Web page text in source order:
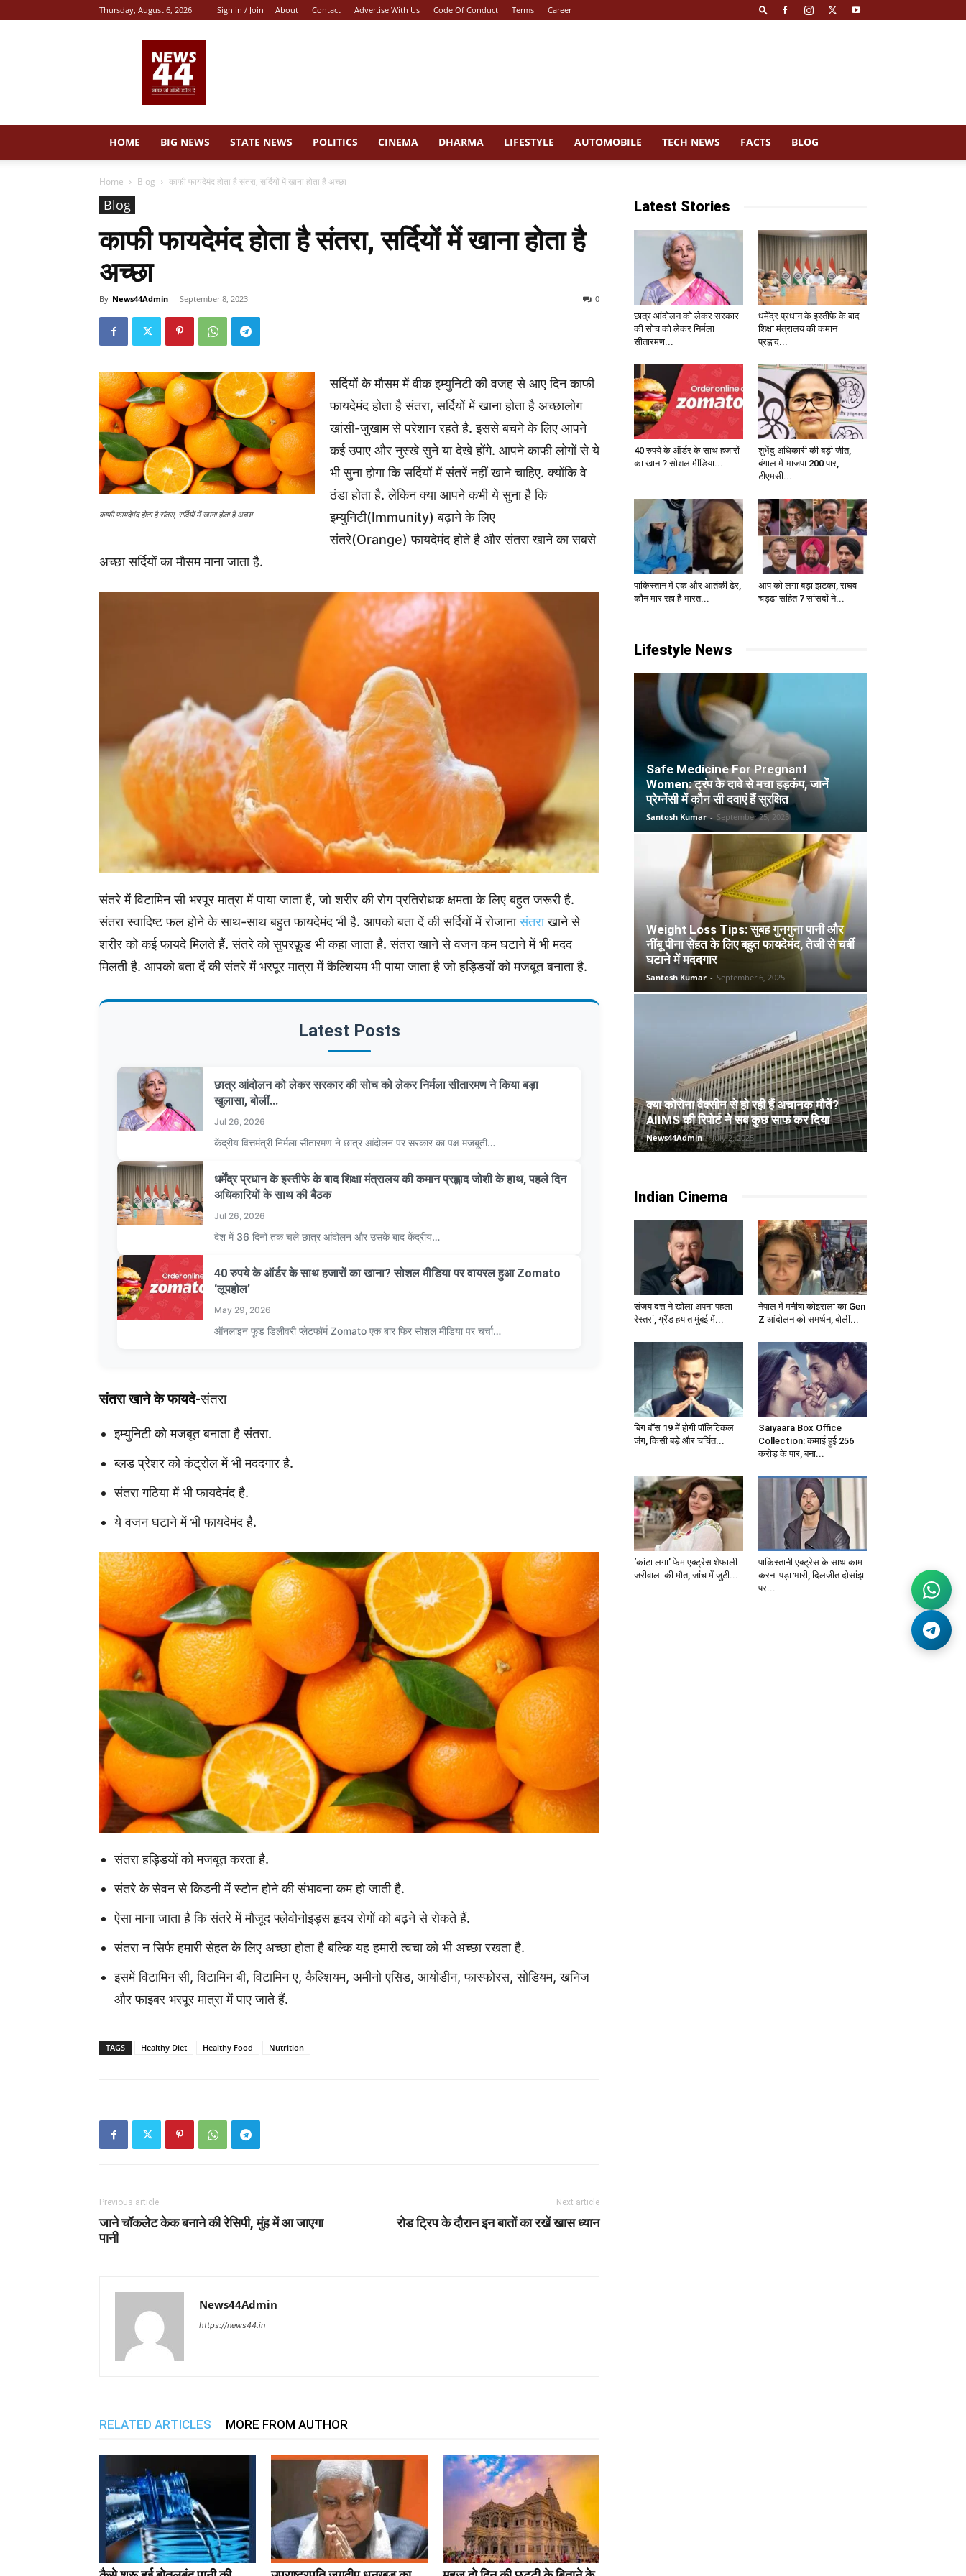
Thursday, August 6, 2026 Sign in / Join About Contact Advertise With Us Code Of Conduct Terms Career
44
HOME BIG NEWS STATE NEWS POLITICS CINEMA DHARMA LIFESTYLE AUTOMOBILE TECH NEWS FACTS BLOG
Home Blog काफी फायदेमंद होता है संतरा, सर्दियों में खाना होता है अच्छा
Blog
काफी फायदेमंद होता है संतरा, सर्दियों में खाना होता है
अच्छा
By News44Admin - September 8, 2023 0
काफी फायदेमंद होता है संतरा, सर्दियों में खाना होता है अच्छा
सर्दियों के मौसम में वीक इम्युनिटी की वजह से आए दिन काफी
फायदेमंद होता है संतरा, सर्दियों में खाना होता है अच्छालोग
खांसी-जुखाम से परेशान रहते है. इससे बचने के लिए आपने
कई उपाए और नुस्खे सुने या देखे होंगे. आपने काफी लोगों से ये
भी सुना होगा कि सर्दियों में संतरें नहीं खाने चाहिए. क्योंकि वे
ठंडा होता है. लेकिन क्या आपने कभी ये सुना है कि
इम्युनिटी(Immunity) बढ़ाने के लिए
संतरे(Orange) फायदेमंद होते है और संतरा खाने का सबसे
अच्छा सर्दियों का मौसम माना जाता है.
संतरे में विटामिन सी भरपूर मात्रा में पाया जाता है, जो शरीर की रोग प्रतिरोधक क्षमता के लिए बहुत जरूरी है.
संतरा स्वादिष्ट फल होने के साथ-साथ बहुत फायदेमंद भी है. आपको बता दें की सर्दियों में रोजानासंतराखाने से
शरीर को कई फायदे मिलते हैं. संतरे को सुपरफ़ूड भी कहा जाता है. संतरा खाने से वजन कम घटाने में भी मदद
मिलती है. आपको बता दें की संतरे में भरपूर मात्रा में कैल्शियम भी पाया जाता है जो हड्डियों को मजबूत बनाता है.
Latest Posts
छात्र आंदोलन को लेकर सरकार की सोच को लेकर निर्मला सीतारमण ने किया बड़ा
खुलासा, बोलीं...
Jul 26, 2026
केंद्रीय वित्तमंत्री निर्मला सीतारमण ने छात्र आंदोलन पर सरकार का पक्ष मजबूती…
धर्मेंद्र प्रधान के इस्तीफे के बाद शिक्षा मंत्रालय की कमान प्रह्लाद जोशी के हाथ, पहले दिन
अधिकारियों के साथ की बैठक
Jul 26, 2026
देश में 36 दिनों तक चले छात्र आंदोलन और उसके बाद केंद्रीय…
40 रुपये के ऑर्डर के साथ हजारों का खाना? सोशल मीडिया पर वायरल हुआ Zomato
‘लूपहोल’
May 29, 2026
ऑनलाइन फूड डिलीवरी प्लेटफॉर्म Zomato एक बार फिर सोशल मीडिया पर चर्चा…
संतरा खाने के फायदे-संतरा
इम्युनिटी को मजबूत बनाता है संतरा.
ब्लड प्रेशर को कंट्रोल में भी मददगार है.
संतरा गठिया में भी फायदेमंद है.
ये वजन घटाने में भी फायदेमंद है.
संतरा हड्डियों को मजबूत करता है.
संतरे के सेवन से किडनी में स्टोन होने की संभावना कम हो जाती है.
ऐसा माना जाता है कि संतरे में मौजूद फ्लेवोनोइड्स हृदय रोगों को बढ़ने से रोकते हैं.
संतरा न सिर्फ हमारी सेहत के लिए अच्छा होता है बल्कि यह हमारी त्वचा को भी अच्छा रखता है.
इसमें विटामिन सी, विटामिन बी, विटामिन ए, कैल्शियम, अमीनो एसिड, आयोडीन, फास्फोरस, सोडियम, खनिज
और फाइबर भरपूर मात्रा में पाए जाते हैं.
TAGS Healthy Diet Healthy Food Nutrition
Previous article
जाने चॉकलेट केक बनाने की रेसिपी, मुंह में आ जाएगा
पानी
Next article
रोड ट्रिप के दौरान इन बातों का रखें खास ध्यान
News44Admin
https://news44.in
RELATED ARTICLES MORE FROM AUTHOR
Latest Stories
छात्र आंदोलन को लेकर सरकार
की सोच को लेकर निर्मला
सीतारमण...
धर्मेंद्र प्रधान के इस्तीफे के बाद
शिक्षा मंत्रालय की कमान
प्रह्लाद...
40 रुपये के ऑर्डर के साथ हजारों
का खाना? सोशल मीडिया...
शुभेंदु अधिकारी की बड़ी जीत,
बंगाल में भाजपा 200 पार,
टीएमसी...
पाकिस्तान में एक और आतंकी ढेर,
कौन मार रहा है भारत...
आप को लगा बड़ा झटका, राघव
चड्ढा सहित 7 सांसदों ने...
Lifestyle News
Safe Medicine For Pregnant
Women: ट्रंप के दावे से मचा हड़कंप, जानें
प्रेग्नेंसी में कौन सी दवाएं हैं सुरक्षित
Santosh Kumar - September 25, 2025
Weight Loss Tips: सुबह गुनगुना पानी और
नींबू पीना सेहत के लिए बहुत फायदेमंद, तेजी से चर्बी
घटाने में मददगार
Santosh Kumar - September 6, 2025
क्या कोरोना वैक्सीन से हो रही हैं अचानक मौतें?
AIIMS की रिपोर्ट ने सब कुछ साफ कर दिया
News44Admin - July 2, 2025
Indian Cinema
संजय दत्त ने खोला अपना पहला
रेस्तरां, ग्रैंड हयात मुंबई में...
नेपाल में मनीषा कोइराला का Gen
Z आंदोलन को समर्थन, बोलीं...
बिग बॉस 19 में होगी पॉलिटिकल
जंग, किसी बड़े और चर्चित...
Saiyaara Box Office
Collection: कमाई हुई 256
करोड़ के पार, बना...
‘कांटा लगा’ फेम एक्ट्रेस शेफाली
जरीवाला की मौत, जांच में जुटी...
पाकिस्तानी एक्ट्रेस के साथ काम
करना पड़ा भारी, दिलजीत दोसांझ
पर...